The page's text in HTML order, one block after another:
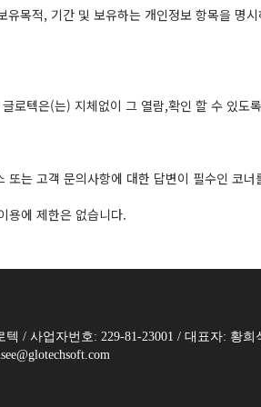
목적, 기간 및 보유하는 개인정보 항목을 명
로텍은(는) 지체없이 그 열람,확인 할 수 있도
는 고객 문의사항에 대한 답변이 필수인 코
용에 제한은 없습니다.
/ 사업자번호: 229-81-23001 / 대표자: 황희